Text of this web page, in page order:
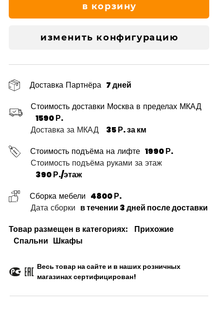
в корзину
изменить конфигурацию
Доставка Партнёра 7 дней
Стоимость доставки Москва в пределах МКАД
1590 Р.
Доставка за МКАД
35 Р. за км
Стоимость подъёма на лифте 1990 Р.
Стоимость подъёма руками за этаж
390 Р./этаж
Сборка мебели 4800 Р.
Дата сборки в течении 3 дней после доставки
Товар размещен в категориях:
Прихожие
Спальни Шкафы
Весь товар на сайте и в наших розничных
магазинах сертифицирован!